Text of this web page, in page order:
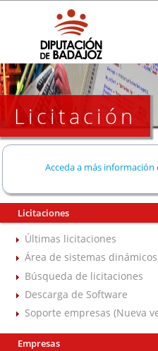
Licitación
Acceda a más
Licitaciones
Últimas licitaciones
Área de sistemas
Búsqueda de licitaciones
Descarga de Software
Soporte empresas (Nueva
Empresas